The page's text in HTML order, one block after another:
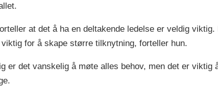
at det å ha en deltakende ledelse er veldig
for å skape større tilknytning, forteller hun.
er det vanskelig å møte alles behov, men det er viktig